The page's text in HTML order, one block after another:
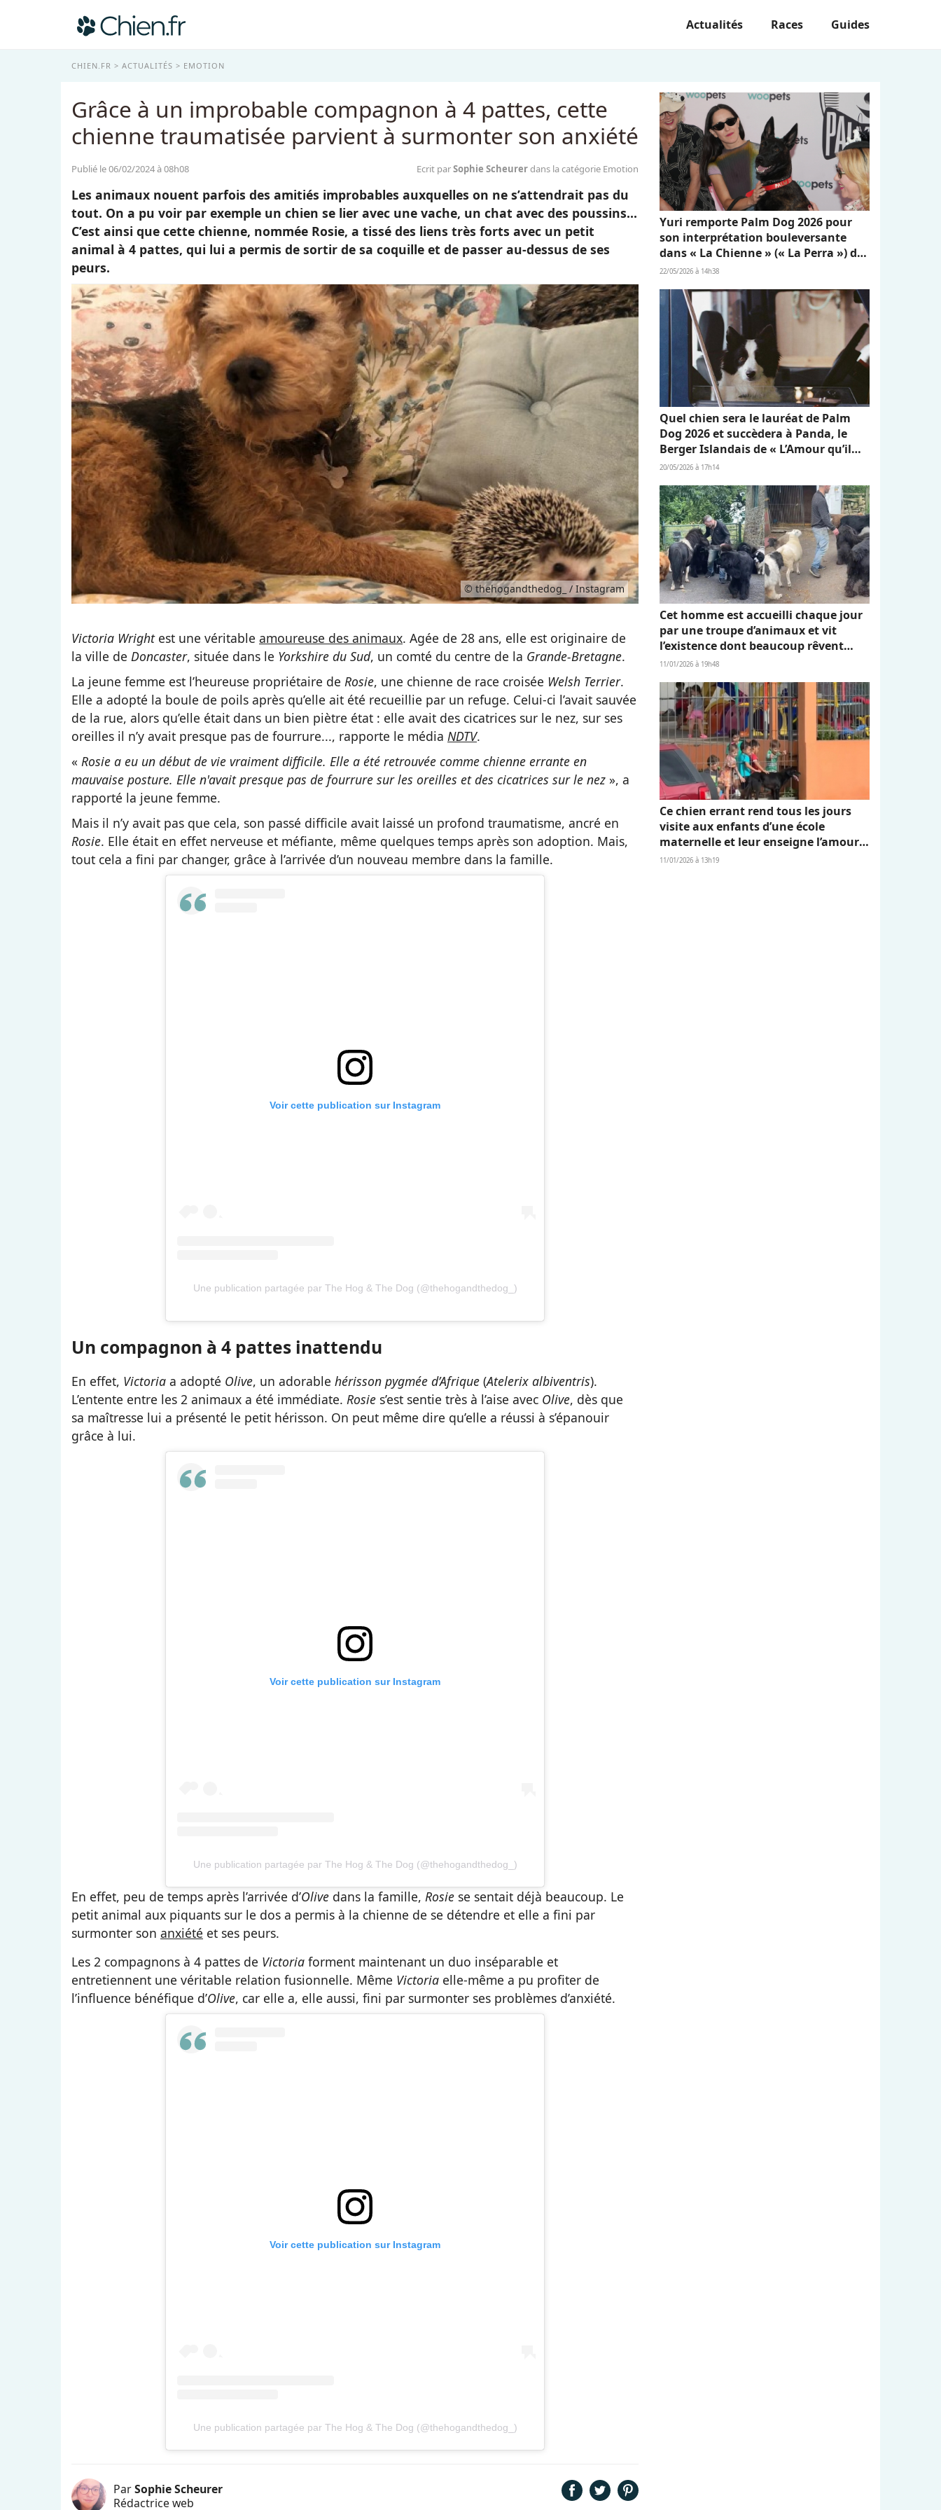
Actualités Races Guides
CHIEN.FR ACTUALITÉS EMOTION
Grâce à un improbable compagnon à 4 pattes, cette
chienne traumatisée parvient à surmonter son anxiété
Publié le 06/02/2024 à 08h08 Ecrit parSophie Scheurerdans la catégorie Emotion
Les animaux nouent parfois des amitiés improbables auxquelles on ne s’attendrait pas du
tout. On a pu voir par exemple un chien se lier avec une vache, un chat avec des poussins...
C’est ainsi que cette chienne, nommée Rosie, a tissé des liens très forts avec un petit
animal à 4 pattes, qui lui a permis de sortir de sa coquille et de passer au-dessus de ses
peurs.
© thehogandthedog_ / Instagram
Victoria Wrightest une véritable amoureuse des animaux. Agée de 28 ans, elle est originaire de
la ville de Doncaster, située dans le Yorkshire du Sud, un comté du centre de la Grande-Bretagne.
La jeune femme est l’heureuse propriétaire de Rosie, une chienne de race croisée Welsh Terrier.
Elle a adopté la boule de poils après qu’elle ait été recueillie par un refuge. Celui-ci l’avait sauvée
de la rue, alors qu’elle était dans un bien piètre état : elle avait des cicatrices sur le nez, sur ses
oreilles il n’y avait presque pas de fourrure..., rapporte le média NDTV.
« Rosie a eu un début de vie vraiment difficile. Elle a été retrouvée comme chienne errante en
mauvaise posture. Elle n'avait presque pas de fourrure sur les oreilles et des cicatrices sur le nez », a
rapporté la jeune femme.
Mais il n’y avait pas que cela, son passé difficile avait laissé un profond traumatisme, ancré en
Rosie. Elle était en effet nerveuse et méfiante, même quelques temps après son adoption. Mais,
tout cela a fini par changer, grâce à l’arrivée d’un nouveau membre dans la famille.
Voir cette publication sur Instagram
Une publication partagée par The Hog & The Dog (@thehogandthedog_)
Un compagnon à 4 pattes inattendu
En effet, Victoria a adopté Olive, un adorable hérisson pygmée d’Afrique (Atelerix albiventris).
L’entente entre les 2 animaux a été immédiate. Rosie s’est sentie très à l’aise avec Olive, dès que
sa maîtresse lui a présenté le petit hérisson. On peut même dire qu’elle a réussi à s’épanouir
grâce à lui.
Voir cette publication sur Instagram
Une publication partagée par The Hog & The Dog (@thehogandthedog_)
En effet, peu de temps après l’arrivée d’Olive dans la famille, Rosie se sentait déjà beaucoup. Le
petit animal aux piquants sur le dos a permis à la chienne de se détendre et elle a fini par
surmonter son anxiété et ses peurs.
Les 2 compagnons à 4 pattes de Victoria forment maintenant un duo inséparable et
entretiennent une véritable relation fusionnelle. Même Victoria elle-même a pu profiter de
l’influence bénéfique d’Olive, car elle a, elle aussi, fini par surmonter ses problèmes d’anxiété.
Voir cette publication sur Instagram
Une publication partagée par The Hog & The Dog (@thehogandthedog_)
ParSophie Scheurer
Rédactrice web
Yuri remporte Palm Dog 2026 pour
son interprétation bouleversante
dans « La Chienne » (« La Perra ») de
Dominga Sotomayor
22/05/2026 à 14h38
Quel chien sera le lauréat de Palm
Dog 2026 et succèdera à Panda, le
Berger Islandais de « L’Amour qu’il
nous reste » ?
20/05/2026 à 17h14
Cet homme est accueilli chaque jour
par une troupe d’animaux et vit
l’existence dont beaucoup rêvent
(vidéo)
11/01/2026 à 19h48
Ce chien errant rend tous les jours
visite aux enfants d’une école
maternelle et leur enseigne l’amour
et l’empathie (vidéo)
11/01/2026 à 13h19